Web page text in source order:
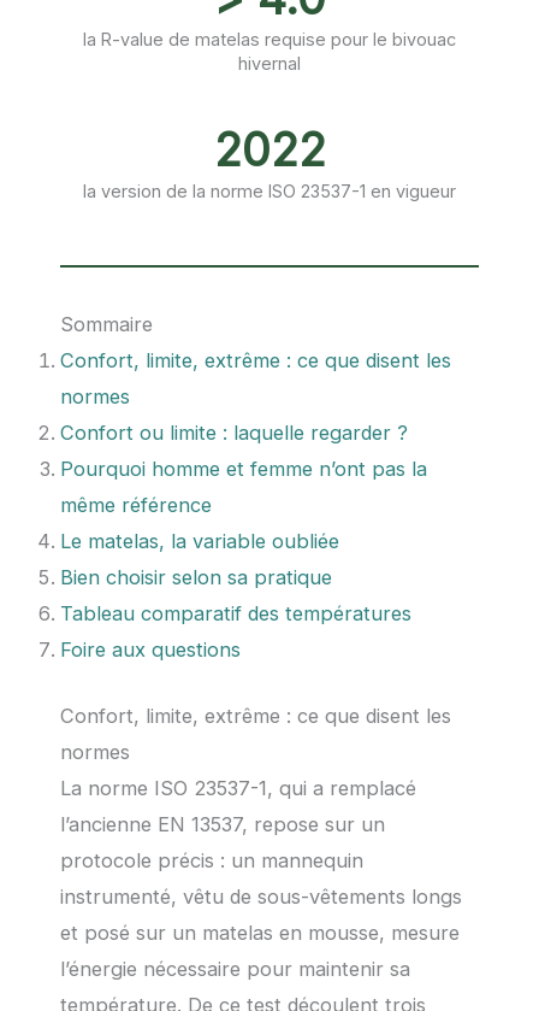
la R-value de matelas requise pour le bivouac
hivernal
2022
la version de la norme ISO 23537-1 en vigueur
Sommaire
Confort, limite, extrême : ce que disent les
normes
Confort ou limite : laquelle regarder ?
Pourquoi homme et femme n’ont pas la
même référence
Le matelas, la variable oubliée
Bien choisir selon sa pratique
Tableau comparatif des températures
Foire aux questions
Confort, limite, extrême : ce que disent les
normes
La norme ISO 23537-1, qui a remplacé
l’ancienne EN 13537, repose sur un
protocole précis : un mannequin
instrumenté, vêtu de sous-vêtements longs
et posé sur un matelas en mousse, mesure
l’énergie nécessaire pour maintenir sa
température. De ce test découlent trois